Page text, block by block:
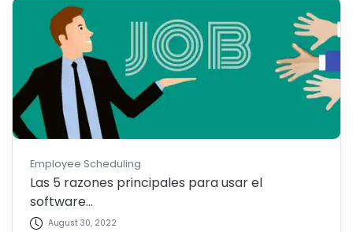
Employee Scheduling
Las 5 razones principales para usar el
software...
August 30, 2022